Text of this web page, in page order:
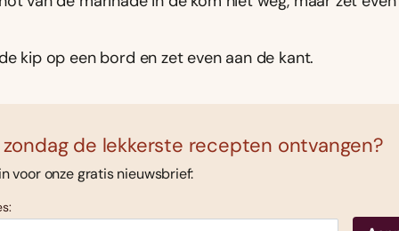
kip op een bord en zet even aan de kant.
de lekkerste recepten ontvangen?
voor onze gratis nieuwsbrief: